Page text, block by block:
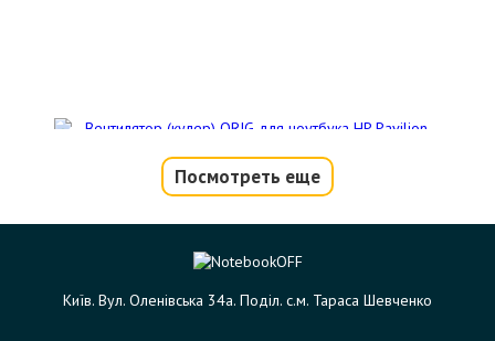
Вентилятор (кулер) ORIG для ноутбука
Код товара - 10164
0 отзыва
Посмотреть еще
Київ. Вул. Оленівська 34а. Поділ. с.м. Тараса Шевченко